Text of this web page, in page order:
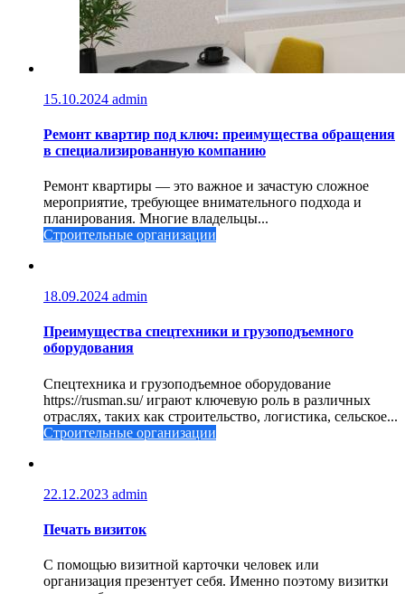
15.10.2024 admin
Ремонт квартир под ключ: преимущества обращения
в специализированную компанию
Ремонт квартиры — это важное и зачастую сложное
мероприятие, требующее внимательного подхода и
планирования. Многие владельцы...
Строительные организации
18.09.2024 admin
Преимущества спецтехники и грузоподъемного
оборудования
Спецтехника и грузоподъемное оборудование
https://rusman.su/ играют ключевую роль в различных
отраслях, таких как строительство, логистика, сельское...
Строительные организации
22.12.2023 admin
Печать визиток
С помощью визитной карточки человек или
организация презентует себя. Именно поэтому визитки